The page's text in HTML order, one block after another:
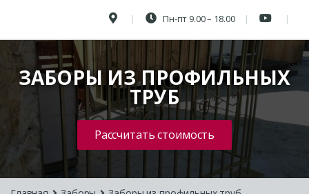
Пн-пт 9.00 – 18.00
ЗАБОРЫ ИЗ ПРОФИЛЬНЫХ
ТРУБ
Рассчитать стоимость